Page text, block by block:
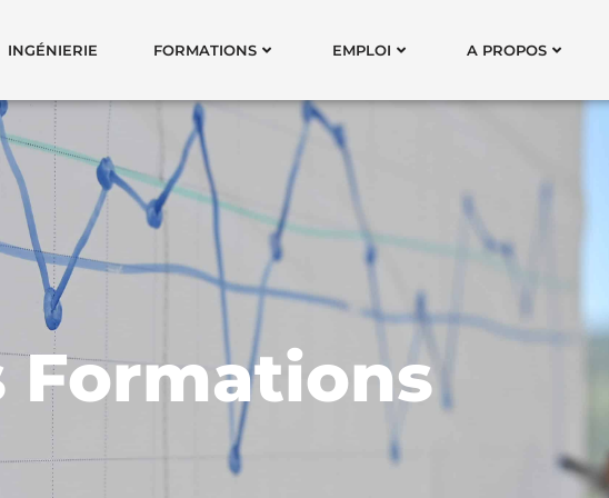
INGÉNIERIE FORMATIONS EMPLOI A PROPOS
Formations